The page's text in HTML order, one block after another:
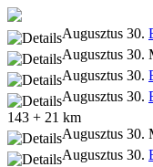
Augusztus 30.
Augusztus 30.
Augusztus 30.
Augusztus 30.
143 + 21 km
Augusztus 30.
Augusztus 30.